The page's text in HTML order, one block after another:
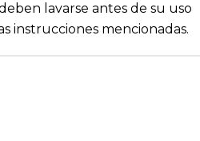
lavarse antes de su uso
instrucciones mencionadas.